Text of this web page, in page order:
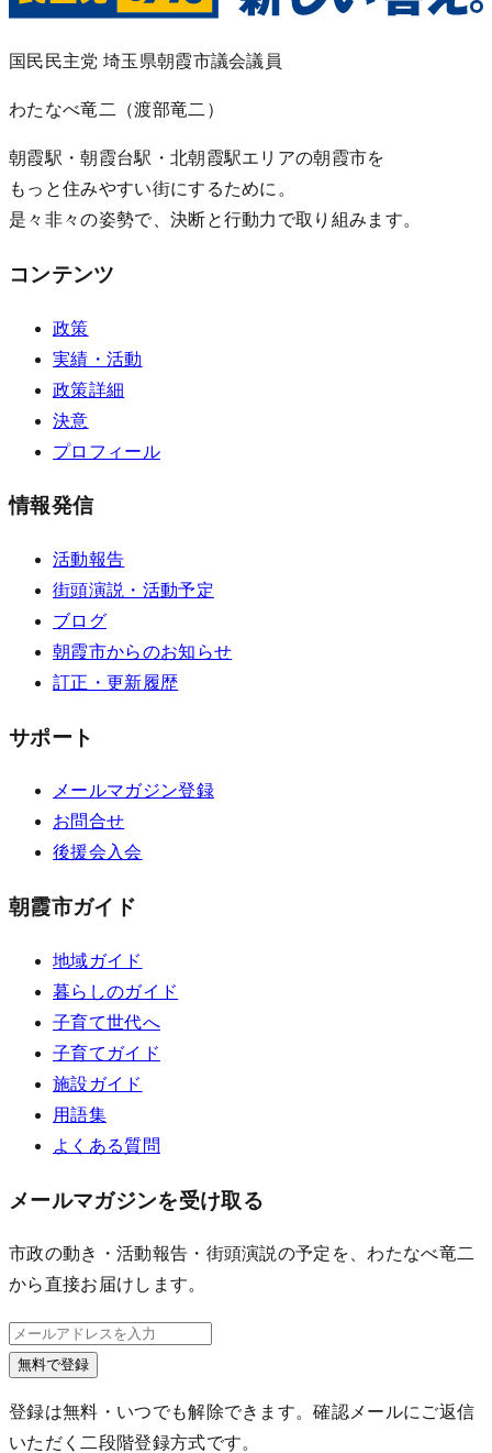
国民民主党 埼玉県朝霞市議会議員
わたなべ竜二 （渡部竜二）
朝霞駅・朝霞台駅・北朝霞駅エリアの朝霞市を
もっと住みやすい街にするために。
是々非々の姿勢で、決断と行動力で取り組みます。
コンテンツ
政策
実績・活動
政策詳細
決意
プロフィール
情報発信
活動報告
街頭演説・活動予定
ブログ
朝霞市からのお知らせ
訂正・更新履歴
サポート
メールマガジン登録
お問合せ
後援会入会
朝霞市ガイド
地域ガイド
暮らしのガイド
子育て世代へ
子育てガイド
施設ガイド
用語集
よくある質問
メールマガジンを受け取る
市政の動き・活動報告・街頭演説の予定を、わたなべ竜二
から直接お届けします。
無料で登録
登録は無料・いつでも解除できます。確認メールにご返信
いただく二段階登録方式です。